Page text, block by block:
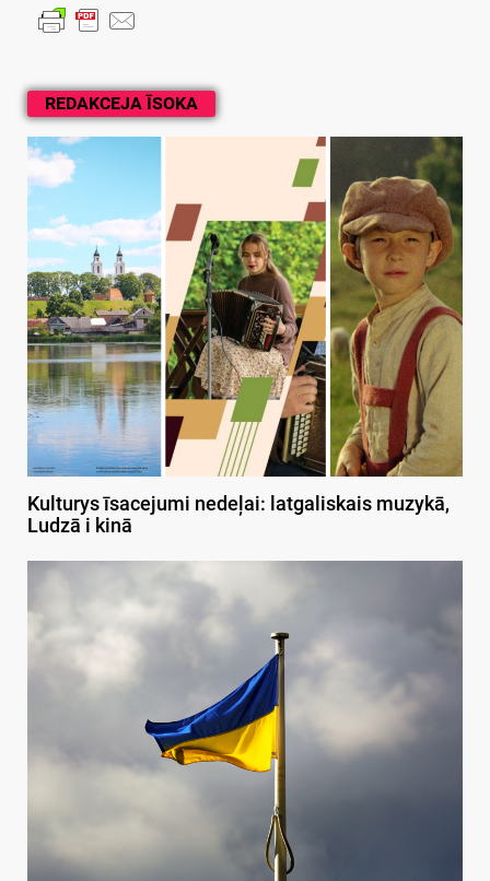
REDAKCEJA ĪSOKA
Kulturys īsacejumi nedeļai: latgaliskais muzykā,
Ludzā i kinā